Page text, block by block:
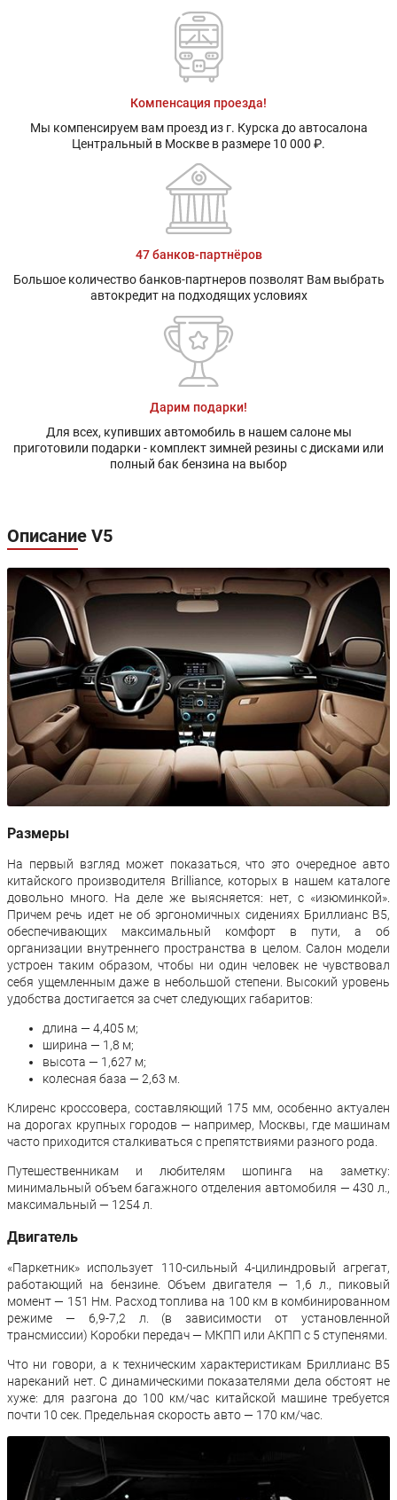
Компенсация проезда!
Мы компенсируем вам проезд из г. Курска до автосалона
Центральный в Москве в размере 10 000 ₽.
47 банков-партнёров
Большое количество банков-партнеров позволят Вам выбрать
автокредит на подходящих условиях
Дарим подарки!
Для всех, купивших автомобиль в нашем салоне мы
приготовили подарки - комплект зимней резины с дисками или
полный бак бензина на выбор
Описание V5
Размеры
На первый взгляд может показаться, что это очередное авто
китайского производителя Brilliance, которых в нашем каталоге
довольно много. На деле же выясняется: нет, с «изюминкой».
Причем речь идет не об эргономичных сидениях Бриллианс В5,
обеспечивающих максимальный комфорт в пути, а об
организации внутреннего пространства в целом. Салон модели
устроен таким образом, чтобы ни один человек не чувствовал
себя ущемленным даже в небольшой степени. Высокий уровень
удобства достигается за счет следующих габаритов:
длина — 4,405 м;
ширина — 1,8 м;
высота — 1,627 м;
колесная база — 2,63 м.
Клиренс кроссовера, составляющий 175 мм, особенно актуален
на дорогах крупных городов — например, Москвы, где машинам
часто приходится сталкиваться с препятствиями разного рода.
Путешественникам и любителям шопинга на заметку:
минимальный объем багажного отделения автомобиля — 430 л.,
максимальный — 1254 л.
Двигатель
«Паркетник» использует 110-сильный 4-цилиндровый агрегат,
работающий на бензине. Объем двигателя — 1,6 л., пиковый
момент — 151 Нм. Расход топлива на 100 км в комбинированном
режиме — 6,9-7,2 л. (в зависимости от установленной
трансмиссии) Коробки передач — МКПП или АКПП с 5 ступенями.
Что ни говори, а к техническим характеристикам Бриллианс В5
нареканий нет. С динамическими показателями дела обстоят не
хуже: для разгона до 100 км/час китайской машине требуется
почти 10 сек. Предельная скорость авто — 170 км/час.